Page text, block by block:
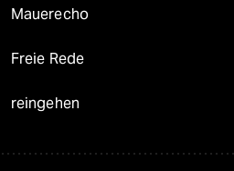
Mauerecho
Freie Rede
reingehen